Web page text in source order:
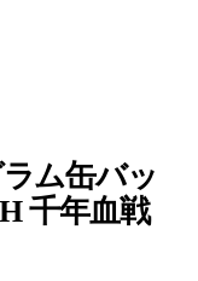
ム缶バッ
千年血戦